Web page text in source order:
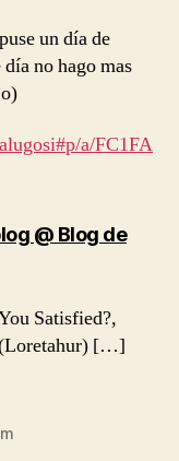
un día de
no hago mas
a/FC1FA
@ Blog de
Satisfied?,
(Loretahur) […]